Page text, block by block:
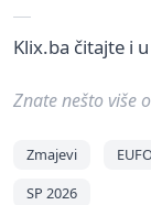
Klix.ba čitajte i
Znate nešto više
Zmajevi
SP 2026